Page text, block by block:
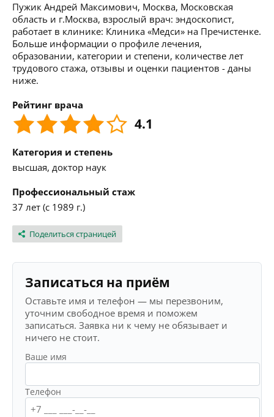
Пужик Андрей Максимович, Москва, Московская
область и г.Москва, взрослый врач: эндоскопист,
работает в клинике: Клиника «Медси» на Пречистенке.
Больше информации о профиле лечения,
образовании, категории и степени, количестве лет
трудового стажа, отзывы и оценки пациентов - даны
ниже.
Рейтинг врача
4.1
Категория и степень
высшая, доктор наук
Профессиональный стаж
37 лет (с 1989 г.)
Поделиться страницей
Записаться на приём
Оставьте имя и телефон — мы перезвоним,
уточним свободное время и поможем
записаться. Заявка ни к чему не обязывает и
ничего не стоит.
Ваше имя
Телефон